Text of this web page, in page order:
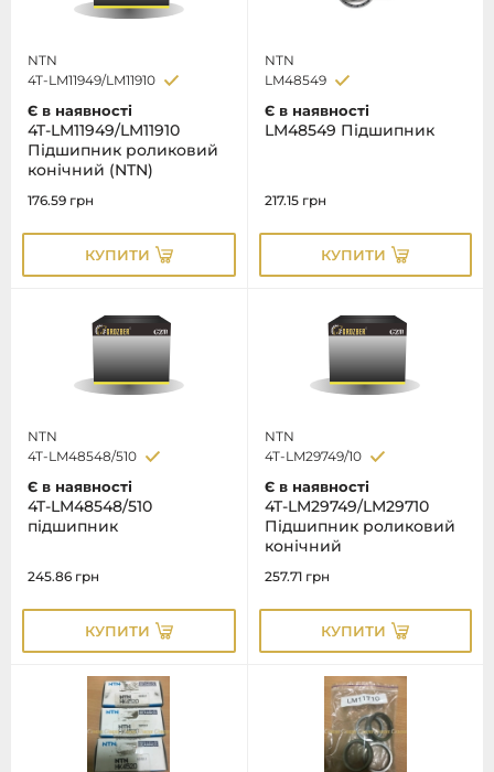
NTN
4T-LM11949/LM11910
Є в наявності
4T-LM11949/LM11910
Підшипник роликовий
конічний (NTN)
176.59 грн
КУПИТИ
NTN
LM48549
Є в наявності
LM48549 Підшипник
217.15 грн
КУПИТИ
NTN
4T-LM48548/510
Є в наявності
4T-LM48548/510
підшипник
245.86 грн
КУПИТИ
NTN
4T-LM29749/10
Є в наявності
4T-LM29749/LM29710
Підшипник роликовий
конічний
257.71 грн
КУПИТИ